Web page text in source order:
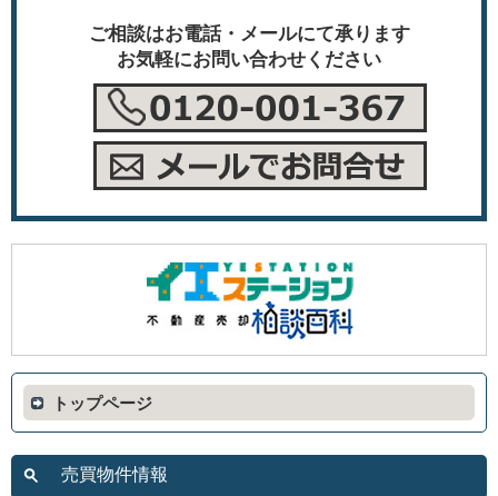
ご相談はお電話・メールにて承ります
お気軽にお問い合わせください
トップページ
売買物件情報